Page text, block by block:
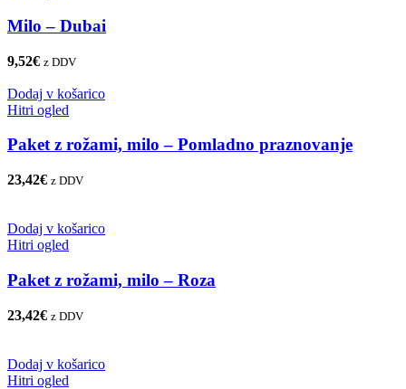
Milo – Dubai
9,52€ z DDV
Dodaj v košarico
Hitri ogled
Paket z rožami, milo – Pomladno praznovanje
23,42€ z DDV
Dodaj v košarico
Hitri ogled
Paket z rožami, milo – Roza
23,42€ z DDV
Dodaj v košarico
Hitri ogled